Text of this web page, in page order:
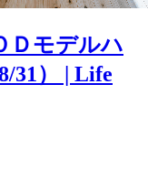
Ｄモデルハ
31） | Life